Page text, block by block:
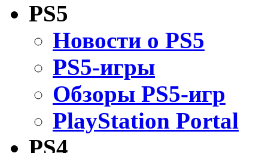
PS5
Новости о PS5
PS5-игры
Обзоры PS5-игр
PlayStation Portal
PS4